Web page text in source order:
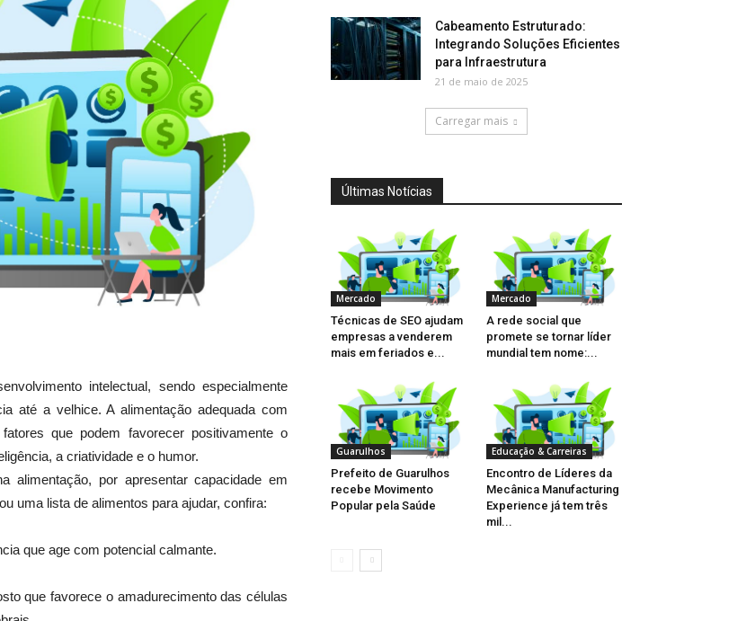
intelectual, sendo especialmente
até a velhice. A alimentação adequada com
que podem favorecer positivamente o
a criatividade e o humor.
alimentação, por apresentar capacidade em
uma lista de alimentos para ajudar, confira:
que age com potencial calmante.
que favorece o amadurecimento das células
Cabeamento Estruturado:
Integrando Soluções Eficientes
para Infraestrutura
21 de maio de 2025
Carregar mais
Últimas Notícias
Mercado
Técnicas de SEO ajudam
empresas a venderem
mais em feriados e...
Mercado
A rede social que
promete se tornar líder
mundial tem nome:...
Guarulhos
Prefeito de Guarulhos
recebe Movimento
Popular pela Saúde
Educação & Carreiras
Encontro de Líderes da
Mecânica Manufacturing
Experience já tem três
mil...